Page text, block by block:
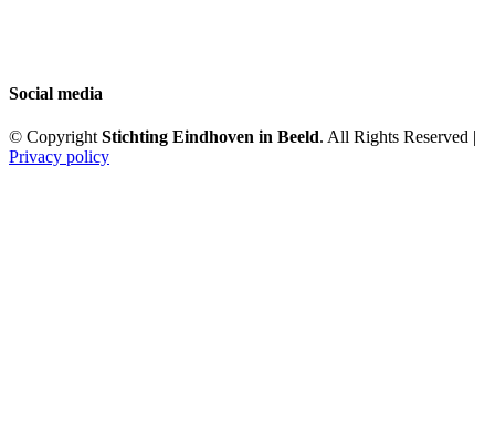
Social media
© Copyright Stichting Eindhoven in Beeld. All Rights Reserved |
Privacy policy